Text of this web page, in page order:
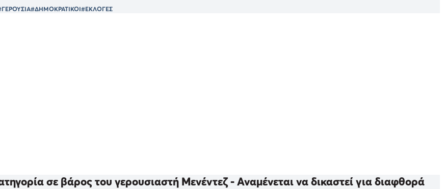
#ΔΗΜΟΚΡΑΤΙΚΟΙ#ΕΚΛΟΓΕΣ
σε βάρος του γερουσιαστή Μενέντεζ - Αναμένεται να δικαστεί για διαφθορά